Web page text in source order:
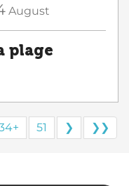
August
plage
51 ❯ ❯❯